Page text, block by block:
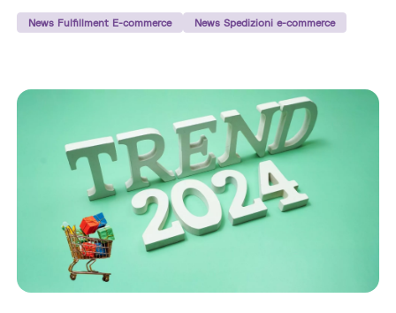
News Fulfillment E-commerce News Spedizioni e-commerce